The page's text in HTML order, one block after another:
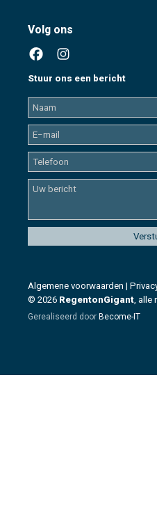
Volg ons
Stuur ons een bericht
Algemene voorwaarden |
© 2026 RegentonGigant, alle
Gerealiseerd door Become-IT